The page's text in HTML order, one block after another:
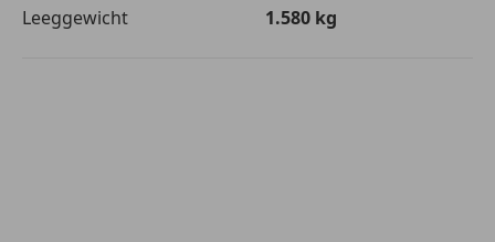
Leeggewicht
1.580 kg